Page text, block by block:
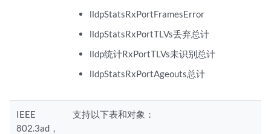
lldpStatsRxPortFramesError
lldpStatsRxPortTLVs丢弃总计
lldp统计RxPortTLVs未识别总计
lldpStatsRxPortAgeouts总计
IEEE
802.3ad，
支持以下表和对象：